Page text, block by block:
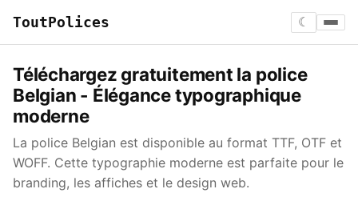
ToutPolices ☾
Téléchargez gratuitement la police
Belgian - Élégance typographique
moderne
La police Belgian est disponible au format TTF, OTF et
WOFF. Cette typographie moderne est parfaite pour le
branding, les affiches et le design web.